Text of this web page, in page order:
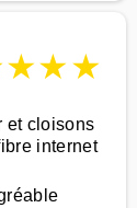
★★★
et cloisons
internet